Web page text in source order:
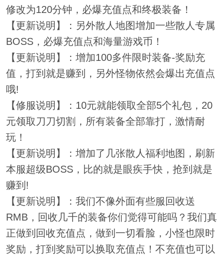
修改为120分钟，必爆充值点和终极装备！
【更新说明】：另外散人地图增加一些散人专属
BOSS，必爆充值点和海量游戏币！
【更新说明】：增加100多件限时装备-奖励充
值，打到就是赚到，另外怪物依然会爆出充值点
哦!
【修服说明】：10元就能领取全部5个礼包，20
元领取刀刀切割，所有装备全部靠打，激情耐
玩！
【更新说明】：增加了几张散人福利地图，刷新
本服超级BOSS，比的就是眼疾手快，抢到就是
赚到!
【更新说明】：我们不像外面有些服回收送
RMB，回收几千的装备你们觉得可能吗？我们真
正做到回收充值点，做到一切看脸，小怪也限时
奖励，打到奖励可以换取充值点！不充值也可以